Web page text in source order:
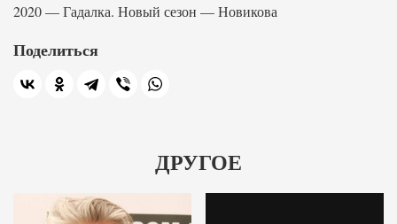
2020 — Гадалка. Новый сезон — Новикова
Поделиться
ДРУГОЕ